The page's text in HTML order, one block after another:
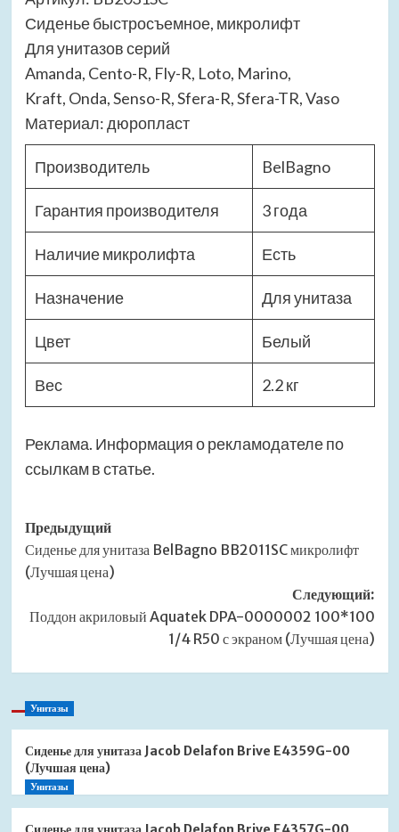
Сиденье быстросъемное, микролифт
Для унитазов серий
Amanda, Cento-R, Fly-R, Loto, Marino,
Kraft, Onda, Senso-R, Sfera-R, Sfera-TR, Vaso
Материал: дюропласт
Производитель BelBagno
Гарантия производителя 3 года
Наличие микролифта Есть
Назначение Для унитаза
Цвет Белый
Вес 2.2 кг
Реклама. Информация о рекламодателе по
ссылкам в статье.
Навигация
записи
Предыдущий
Сиденье для унитаза BelBagno BB2011SC микролифт
(Лучшая цена)
Следующий:
Поддон акриловый Aquatek DPA-0000002 100*100
1/4 R50 с экраном (Лучшая цена)
Унитазы
Сиденье для унитаза Jacob Delafon Brive E4359G-00
(Лучшая цена)
Унитазы